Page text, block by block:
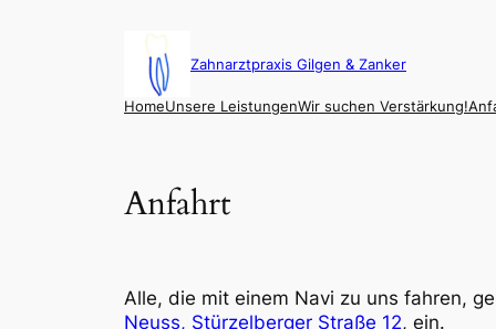
Zahnarztpraxis Gilgen & Zanker
HomeUnsere LeistungenWir suchen Verstärkung!
Anfahrt
Alle, die mit einem Navi zu uns fahren,
Neuss, Stürzelberger Straße 12, ein.